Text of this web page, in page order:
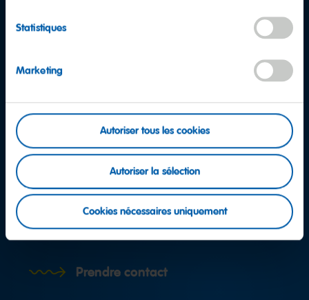
Statistiques
Marketing
Autoriser tous les cookies
Autoriser la sélection
Cookies nécessaires uniquement
D'autres questions ?
Équipe service consommateurs
Prendre contact